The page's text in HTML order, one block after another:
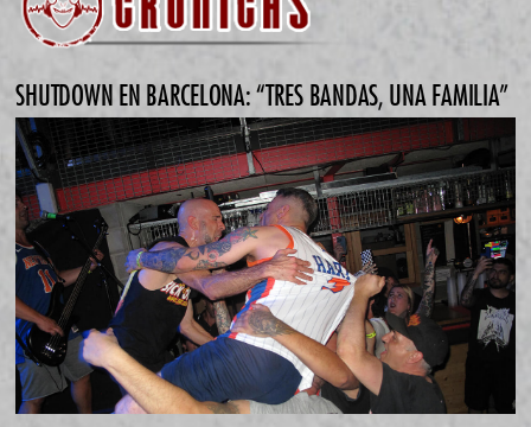
SHUTDOWN EN BARCELONA: “TRES BANDAS, UNA FAMILIA”